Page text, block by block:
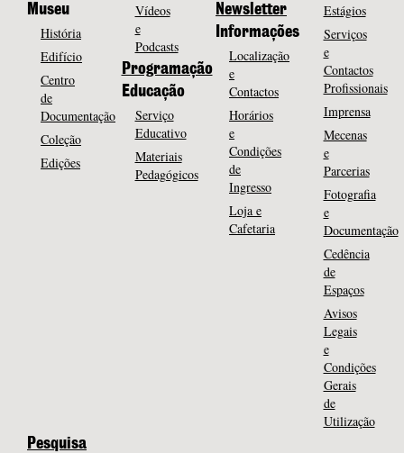
Museu
História
Edifício
Centro
de
Documentação
Coleção
Edições
Vídeos
e
Podcasts
Programação
Educação
Serviço
Educativo
Materiais
Pedagógicos
Newsletter
Informações
Localização
e
Contactos
Horários
e
Condições
de
Ingresso
Loja e
Cafetaria
Estágios
Serviços
e
Contactos
Profissionais
Imprensa
Mecenas
e
Parcerias
Fotografia
e
Documentação
Cedência
de
Espaços
Avisos
Legais
e
Condições
Gerais
de
Utilização
Pesquisa